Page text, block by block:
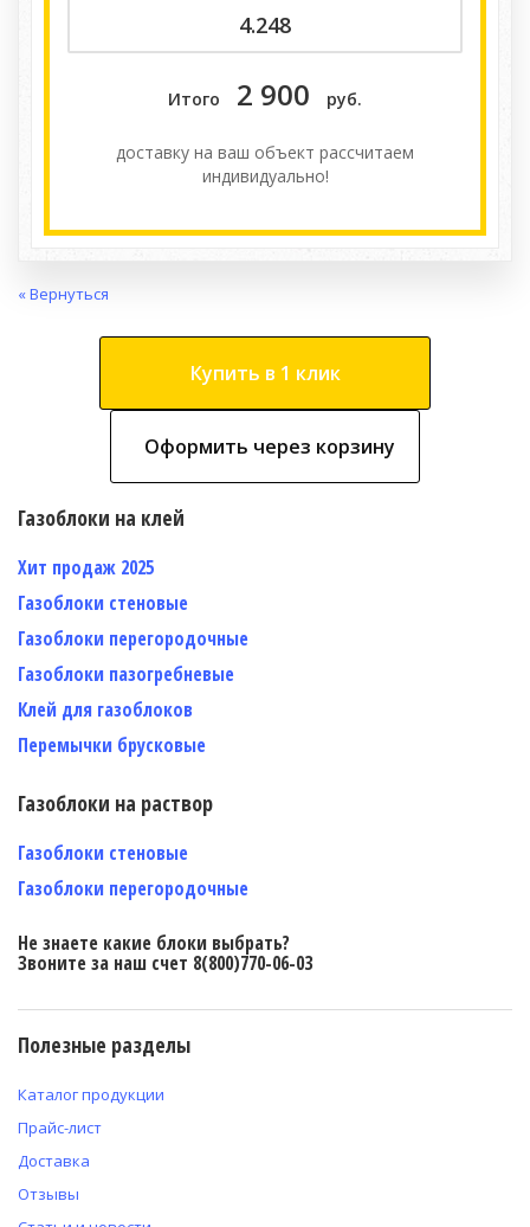
Итого 2 900 руб.
доставку на ваш объект расcчитаем
индивидуально!
« Вернуться
Купить в 1 клик
Оформить через корзину
Газоблоки на клей
Хит продаж 2025
Газоблоки стеновые
Газоблоки перегородочные
Газоблоки пазогребневые
Клей для газоблоков
Перемычки брусковые
Газоблоки на раствор
Газоблоки стеновые
Газоблоки перегородочные
Не знаете какие блоки выбрать?
Звоните за наш счет 8(800)770-06-03
Полезные разделы
Каталог продукции
Прайс-лист
Доставка
Отзывы